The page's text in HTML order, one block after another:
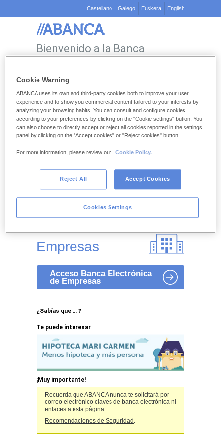
Castellano Galego Euskera English
Bienvenido a la Banca
ABANCA.
Particulares
1.
Introduce tu NIF y el PIN
NIF:
¿Aún no tienes tus claves?Solicítalas ahora.
Empresas
Acceso Banca Electrónica
de Empresas
¿Sabías que … ?
Te puede interesar
¡Muy importante!
Recuerda que ABANCA nunca te solicitará por
correo electrónico claves de banca electrónica ni
enlaces a esta página.
Recomendaciones de Seguridad .
Cookie Warning
ABANCA uses its own and third-party cookies both to improve your user
experience and to show you commercial content tailored to your interests by
analyzing your browsing habits. You can consult and configure cookies
according to your preferences by clicking on the "Cookie settings" button. You
can also choose to directly accept or reject all cookies reported in the settings
panel by clicking on the "Accept cookies" or "Reject cookies" button.
For more information, please review our Cookie Policy.
Cookies Settings
Reject All Accept Cookies